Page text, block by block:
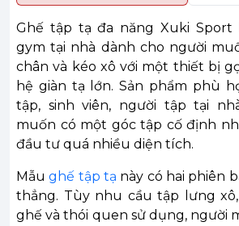
Ghế tập tạ đa năng Xuki
gym tại nhà dành cho người
chân và kéo xô với một thiết bị
hệ giàn tạ lớn. Sản phẩm phù
tập, sinh viên, người tập tại
muốn có một góc tập cố định
đầu tư quá nhiều diện tích.
Mẫughế tập tạ này có hai phiên
thẳng. Tùy nhu cầu tập lưng
ghế và thói quen sử dụng, người